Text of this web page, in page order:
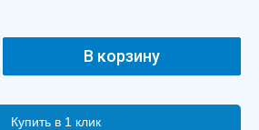
Купить в 1 клик